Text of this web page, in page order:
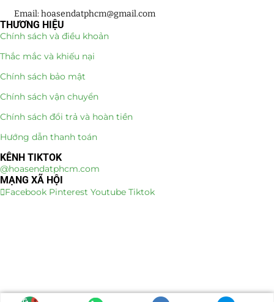
Email: hoasendatphcm@gmail.com
THƯƠNG HIỆU
Chính sách và điều khoản
Thắc mắc và khiếu nại
Chính sách bảo mật
Chính sách vận chuyển
Chính sách đổi trả và hoàn tiền
Hướng dẫn thanh toán
KÊNH TIKTOK
@hoasendatphcm.com
MẠNG XÃ HỘI
Facebook Pinterest Youtube Tiktok